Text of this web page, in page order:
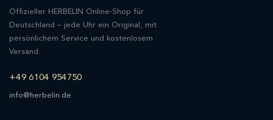
Offizieller HERBELIN Online-Shop für
Deutschland – jede Uhr ein Original, mit
persönlichem Service und kostenlosem
Versand.
+49 6104 954750
info@herbelin.de